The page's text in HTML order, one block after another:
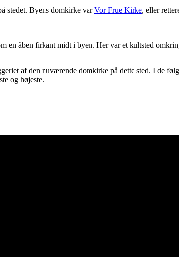
stedet. Byens domkirke varVor Frue Kirke, eller
en åben firkant midt i byen. Her var et kultsted
af den nuværende domkirke på dette sted. I de
og højeste.